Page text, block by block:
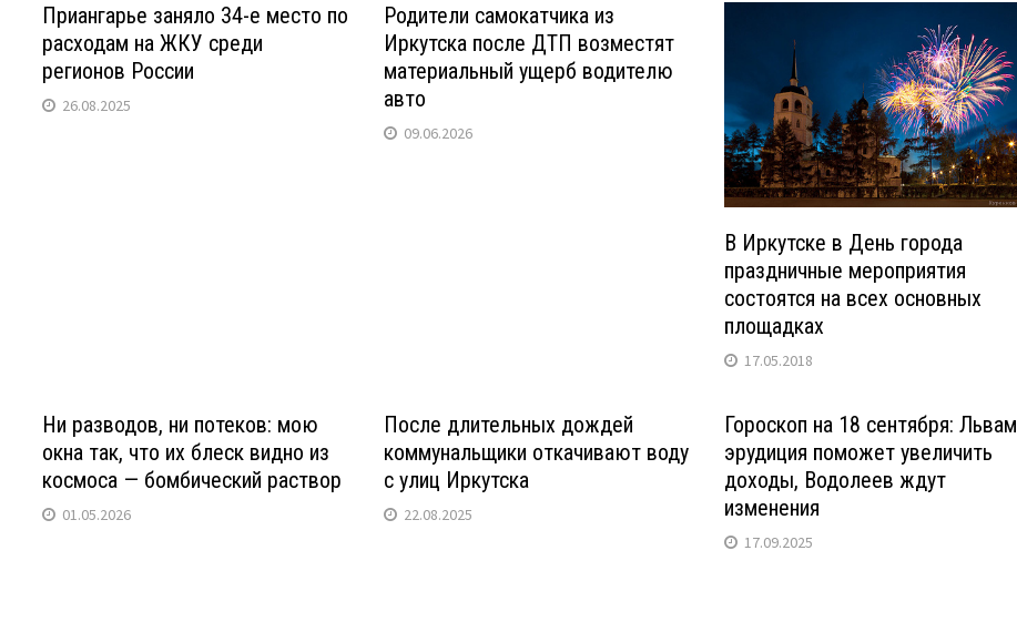
Приангарье заняло 34-е место по
расходам на ЖКУ среди
регионов России
26.08.2025
Родители самокатчика из
Иркутска после ДТП возместят
материальный ущерб водителю
авто
09.06.2026
В Иркутске в День города
праздничные мероприятия
состоятся на всех основных
площадках
17.05.2018
Ни разводов, ни потеков: мою
окна так, что их блеск видно из
космоса — бомбический раствор
01.05.2026
После длительных дождей
коммунальщики откачивают воду
с улиц Иркутска
22.08.2025
Гороскоп на 18 сентября: Львам
эрудиция поможет увеличить
доходы, Водолеев ждут
изменения
17.09.2025